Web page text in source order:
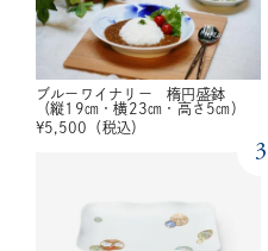
ブルーワイナリー 楕円盛鉢
（縦19㎝・横23㎝・高さ5㎝）
¥5,500 （税込）
3